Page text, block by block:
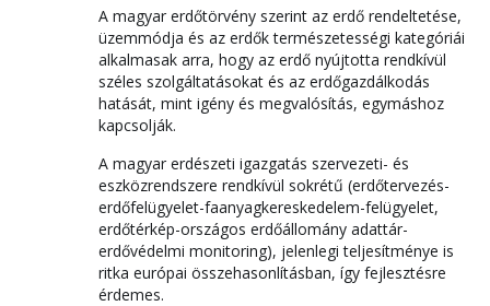
A magyar erdőtörvény szerint az erdő rendeltetése,
üzemmódja és az erdők természetességi kategóriái
alkalmasak arra, hogy az erdő nyújtotta rendkívül
széles szolgáltatásokat és az erdőgazdálkodás
hatását, mint igény és megvalósítás, egymáshoz
kapcsolják.
A magyar erdészeti igazgatás szervezeti- és
eszközrendszere rendkívül sokrétű (erdőtervezés-
erdőfelügyelet-faanyagkereskedelem-felügyelet,
erdőtérkép-országos erdőállomány adattár-
erdővédelmi monitoring), jelenlegi teljesítménye is
ritka európai összehasonlításban, így fejlesztésre
érdemes.